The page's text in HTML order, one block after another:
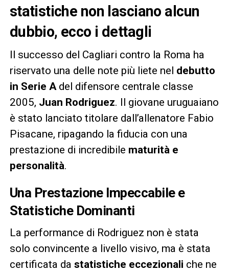
statistiche non lasciano alcun
dubbio, ecco i dettagli
Il successo del Cagliari contro la Roma ha
riservato una delle note più liete nel debutto
in Serie Adel difensore centrale classe
2005, Juan Rodriguez. Il giovane uruguaiano
è stato lanciato titolare dall’allenatore Fabio
Pisacane, ripagando la fiducia con una
prestazione di incredibile maturità e
personalità.
Una Prestazione Impeccabile e
Statistiche Dominanti
La performance di Rodriguez non è stata
solo convincente a livello visivo, ma è stata
certificata da statistiche eccezionali che ne